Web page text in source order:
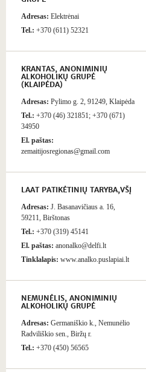
Adresas: Elektrėnai
Tel.: +370 (611) 52321
KRANTAS, ANONIMINIŲ
ALKOHOLIKŲ GRUPĖ
(KLAIPĖDA)
Adresas: Pylimo g. 2, 91249, Klaipėda
Tel.: +370 (46) 321851; +370 (671)
34950
El. paštas:
zemaitijosregionas@gmail.com
LAAT PATIKĖTINIŲ TARYBA,VŠĮ
Adresas: J. Basanavičiaus a. 16,
59211, Birštonas
Tel.: +370 (319) 45141
El. paštas: anonalko@delfi.lt
Tinklalapis: www.analko.puslapiai.lt
NEMUNĖLIS, ANONIMINIŲ
ALKOHOLIKŲ GRUPĖ
Adresas: Germaniškio k., Nemunėlio
Radviliškio sen., Biržų r.
Tel.: +370 (450) 56565